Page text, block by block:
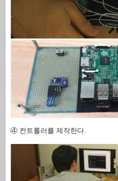
④ 컨트롤러를 제작한다.